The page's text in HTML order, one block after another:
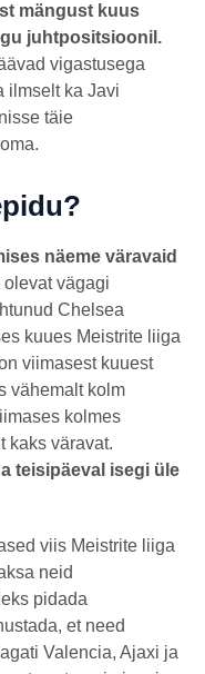
mängust kuus
juhtpositsioonil.
vigastusega
ilmselt ka Javi
täie
näeme väravaid
olevat vägagi
Chelsea
kuues Meistrite liiga
viimasest kuuest
vähemalt kolm
kolmes
kaks väravat.
teisipäeval isegi üle
viis Meistrite liiga
neid
pidada
et need
Valencia, Ajaxi ja